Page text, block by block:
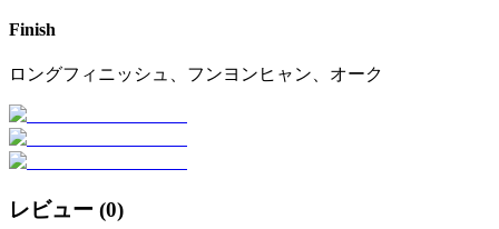
Finish
ロングフィニッシュ、フンヨンヒャン、オーク
レビュー (0)